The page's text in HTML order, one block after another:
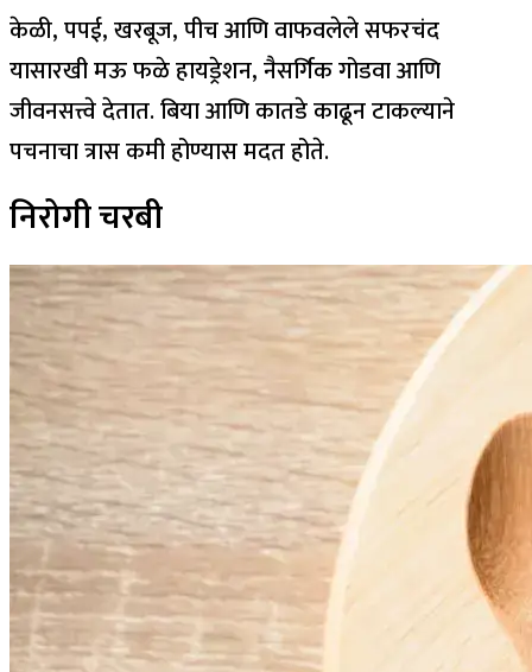
केळी, पपई, खरबूज, पीच आणि वाफवलेले सफरचंद
यासारखी मऊ फळे हायड्रेशन, नैसर्गिक गोडवा आणि
जीवनसत्त्वे देतात. बिया आणि कातडे काढून टाकल्याने
पचनाचा त्रास कमी होण्यास मदत होते.
निरोगी चरबी